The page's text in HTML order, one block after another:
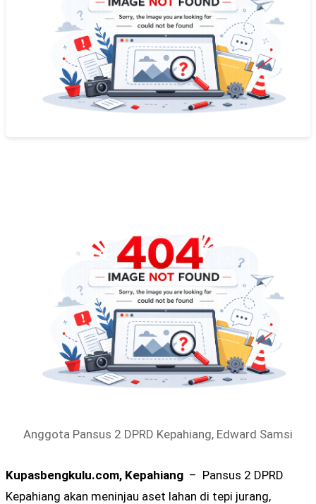
Anggota Pansus 2 DPRD Kepahiang, Edward Samsi
Kupasbengkulu.com, Kepahiang – Pansus 2 DPRD
Kepahiang akan meninjau aset lahan di tepi jurang,